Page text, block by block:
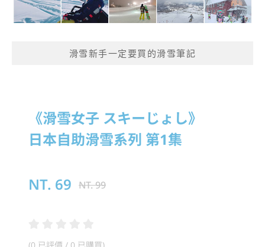
滑雪新手一定要買的滑雪筆記